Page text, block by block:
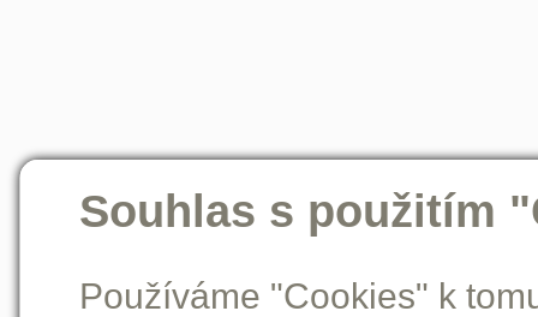
Souhlas s použitím
Používáme "Cookies" k